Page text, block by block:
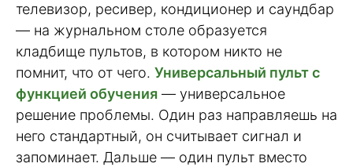
телевизор, ресивер, кондиционер и саундбар
— на журнальном столе образуется
кладбище пультов, в котором никто не
помнит, что от чего. Универсальный пульт с
функцией обучения — универсальное
решение проблемы. Один раз направляешь на
него стандартный, он считывает сигнал и
запоминает. Дальше — один пульт вместо